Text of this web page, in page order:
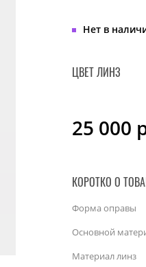
Нет в
ЦВЕТ ЛИНЗ
25 000
КОРОТКО О
Форма оправы
Основной
Материал линз